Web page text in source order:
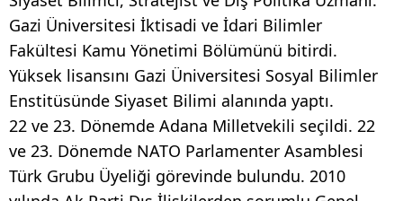
Gazi Üniversitesi İktisadi ve İdari Bilimler
Fakültesi Kamu Yönetimi Bölümünü bitirdi.
Yüksek lisansını Gazi Üniversitesi Sosyal Bilimler
Enstitüsünde Siyaset Bilimi alanında yaptı.
22 ve 23. Dönemde Adana Milletvekili seçildi. 22
ve 23. Dönemde NATO Parlamenter Asamblesi
Türk Grubu Üyeliği görevinde bulundu. 2010